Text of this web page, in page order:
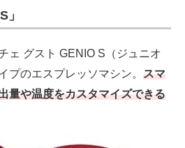
ェ グスト GENIO S（ジュニオ
プのエスプレッソマシン。 スマ
量や温度をカスタマイズできる